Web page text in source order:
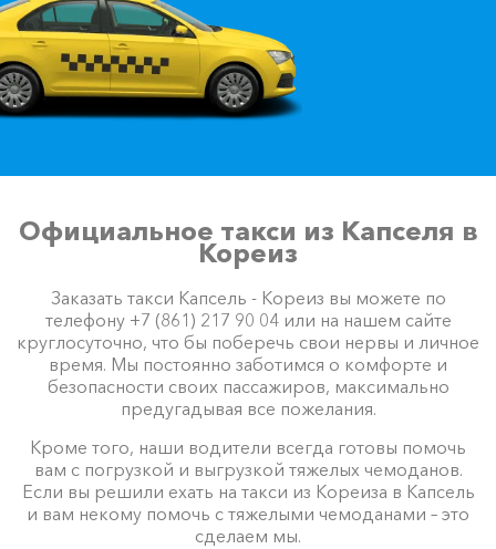
Официальное такси из Капселя в
Кореиз
Заказать такси Капсель - Кореиз вы можете по
телефону +7 (861) 217 90 04 или на нашем сайте
круглосуточно, что бы поберечь свои нервы и личное
время. Мы постоянно заботимся о комфорте и
безопасности своих пассажиров, максимально
предугадывая все пожелания.
Кроме того, наши водители всегда готовы помочь
вам с погрузкой и выгрузкой тяжелых чемоданов.
Если вы решили ехать на такси из Кореиза в Капсель
и вам некому помочь с тяжелыми чемоданами – это
сделаем мы.